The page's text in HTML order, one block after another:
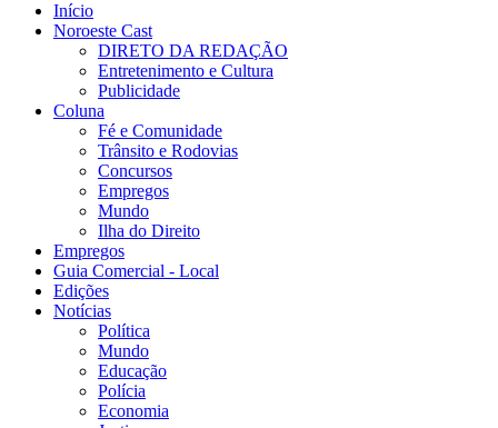
Início
Noroeste Cast
DIRETO DA REDAÇÃO
Entretenimento e Cultura
Publicidade
Coluna
Fé e Comunidade
Trânsito e Rodovias
Concursos
Empregos
Mundo
Ilha do Direito
Empregos
Guia Comercial - Local
Edições
Notícias
Política
Mundo
Educação
Polícia
Economia